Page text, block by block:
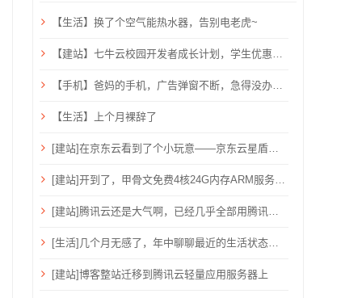
【生活】换了个空气能热水器，告别电老虎~
【建站】七牛云校园开发者成长计划，学生优惠，需验证学生邮箱
【手机】爸妈的手机，广告弹窗不断，急得没办法只能关机重启？用ADB卸载快应用框架！
【生活】上个月裸辞了
[建站]在京东云看到了个小玩意——京东云星盾安全加速。
[建站]开到了，甲骨文免费4核24G内存ARM服务器~
[建站]腾讯云还是大气啊，已经几乎全部用腾讯云了！
[生活]几个月无感了，年中聊聊最近的生活状态吧！
[建站]博客整站迁移到腾讯云轻量应用服务器上